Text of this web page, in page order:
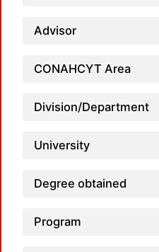
Advisor
CONAHCYT Area
Division/Department
University
Degree obtained
Program